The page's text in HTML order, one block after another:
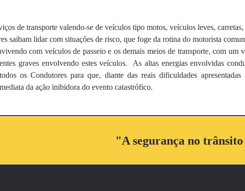
de transporte valendo-se de veículos tipo motos, veículos leves,
saibam lidar com situações de risco, que foge da rotina do motorista
com veículos de passeio e os demais meios de transporte, com
graves envolvendo estes veículos. As altas energias envolvidas
os Condutores para que, diante das reais dificuldades
da ação inibidora do evento catastrófico.
"A segurança no